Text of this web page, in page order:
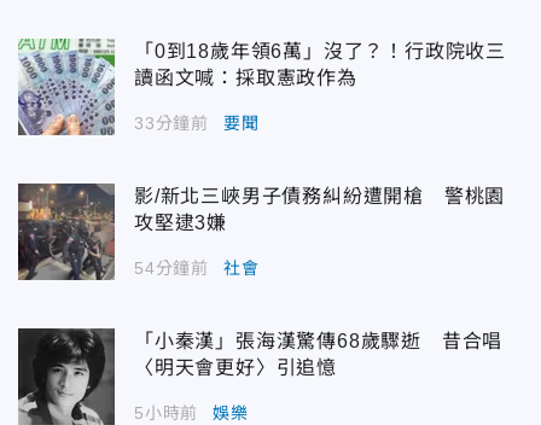
「0到18歲年領6萬」沒了？！行政院收三
讀函文喊：採取憲政作為
33分鐘前 要聞
影/新北三峽男子債務糾紛遭開槍 警桃園
攻堅逮3嫌
54分鐘前 社會
「小秦漢」張海漢驚傳68歲驟逝 昔合唱
〈明天會更好〉引追憶
5小時前 娛樂